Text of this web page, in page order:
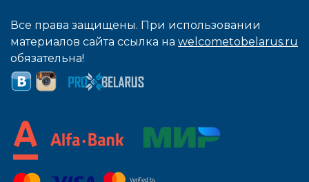
Все права защищены. При использовании
материалов сайта ссылка на welcometobelarus.ru
обязательна!